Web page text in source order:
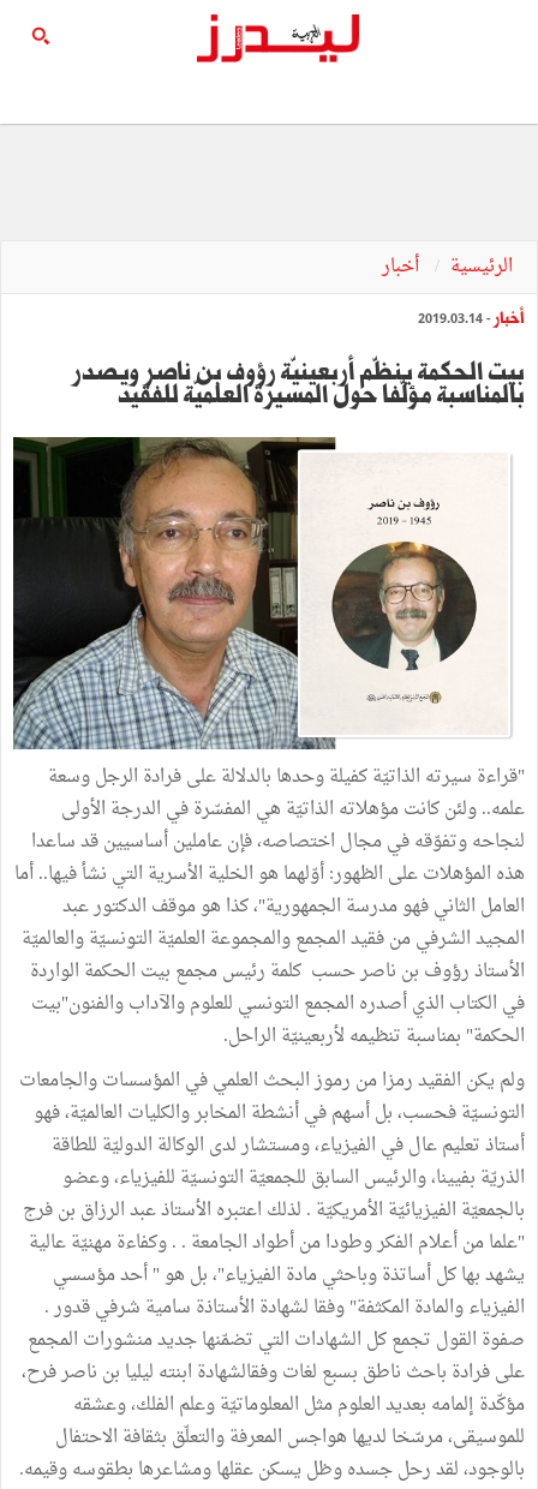
الرئيسية أخبار
أخبار - 2019.03.14
بيت الحكمة ينظّم أربعينيّة رؤوف بن ناصر ويصدر
بالمناسبة مؤلّفا حول المسيرة العلميّة للفقيد
"قراءة سيرته الذاتيّة كفيلة وحدها بالدلالة على فرادة الرجل وسعة
علمه.. ولئن كانت مؤهلاته الذاتيّة هي المفسّرة في الدرجة الأولى
لنجاحه وتفوّقه في مجال اختصاصه، فإن عاملين أساسيين قد ساعدا
هذه المؤهلات على الظهور: أوّلهما هو الخلية الأسرية التي نشأ فيها.. أما
العامل الثاني فهو مدرسة الجمهورية"، كذا هو موقف الدكتور عبد
المجيد الشرفي من فقيد المجمع والمجموعة العلميّة التونسيّة والعالميّة
الأستاذ رؤوف بن ناصر حسب كلمة رئيس مجمع بيت الحكمة الواردة
في الكتاب الذي أصدره المجمع التونسي للعلوم والآداب والفنون"بيت
الحكمة" بمناسبة تنظيمه لأربعينيّة الراحل.
ولم يكن الفقيد رمزا من رموز البحث العلمي في المؤسسات والجامعات
التونسيّة فحسب، بل أسهم في أنشطة المخابر والكليات العالميّة، فهو
أستاذ تعليم عال في الفيزياء، ومستشار لدى الوكالة الدوليّة للطاقة
الذريّة بفيينا، والرئيس السابق للجمعيّة التونسيّة للفيزياء، وعضو
بالجمعيّة الفيزيائيّة الأمريكيّة . لذلك اعتبره الأستاذ عبد الرزاق بن فرج
"علما من أعلام الفكر وطودا من أطواد الجامعة . . وكفاءة مهنيّة عالية
يشهد بها كل أساتذة وباحثي مادة الفيزياء"، بل هو " أحد مؤسسي
الفيزياء والمادة المكثفة" وفقا لشهادة الأستاذة سامية شرفي قدور .
صفوة القول تجمع كل الشهادات التي تضمّنها جديد منشورات المجمع
على فرادة باحث ناطق بسبع لغات وفقالشهادة ابنته ليليا بن ناصر فرح،
مؤكّدة إلمامه بعديد العلوم مثل المعلوماتيّة وعلم الفلك، وعشقه
للموسيقى، مرسّخا لديها هواجس المعرفة والتعلّق بثقافة الاحتفال
بالوجود، لقد رحل جسده وظل يسكن عقلها ومشاعرها بطقوسه وقيمه.